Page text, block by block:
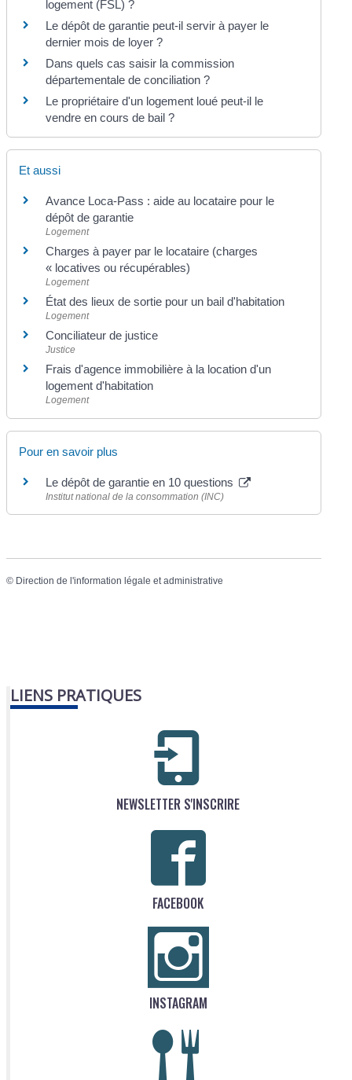
logement (FSL) ?
Le dépôt de garantie peut-il servir à payer le
dernier mois de loyer ?
Dans quels cas saisir la commission
départementale de conciliation ?
Le propriétaire d'un logement loué peut-il le
vendre en cours de bail ?
Et aussi
Avance Loca-Pass : aide au locataire pour le
dépôt de garantie
Logement
Charges à payer par le locataire (charges
« locatives ou récupérables)
Logement
État des lieux de sortie pour un bail d'habitation
Logement
Conciliateur de justice
Justice
Frais d'agence immobilière à la location d'un
logement d'habitation
Logement
Pour en savoir plus
Le dépôt de garantie en 10 questions
Institut national de la consommation (INC)
© Direction de l'information légale et administrative
LIENS PRATIQUES
NEWSLETTER S'INSCRIRE
FACEBOOK
INSTAGRAM